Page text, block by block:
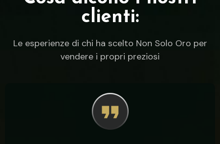
clienti:
Le esperienze di chi ha scelto Non Solo Oro per
vendere i propri preziosi